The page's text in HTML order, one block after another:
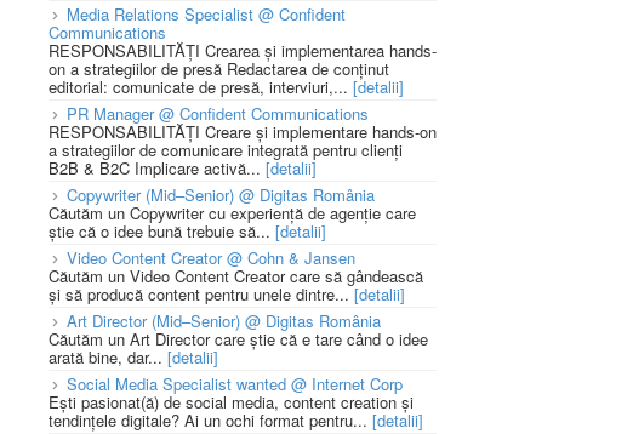
Media Relations Specialist @ Confident
Communications
RESPONSABILITĂȚI Crearea și implementarea hands-
on a strategiilor de presă Redactarea de conținut
editorial: comunicate de presă, interviuri,... [detalii]
PR Manager @ Confident Communications
RESPONSABILITĂȚI Creare și implementare hands-on
a strategiilor de comunicare integrată pentru clienți
B2B & B2C Implicare activă... [detalii]
Copywriter (Mid–Senior) @ Digitas România
Căutăm un Copywriter cu experiență de agenție care
știe că o idee bună trebuie să... [detalii]
Video Content Creator @ Cohn & Jansen
Căutăm un Video Content Creator care să gândească
și să producă content pentru unele dintre... [detalii]
Art Director (Mid–Senior) @ Digitas România
Căutăm un Art Director care știe că e tare când o idee
arată bine, dar... [detalii]
Social Media Specialist wanted @ Internet Corp
Ești pasionat(ă) de social media, content creation și
tendințele digitale? Ai un ochi format pentru... [detalii]